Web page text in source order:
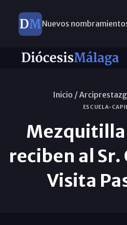
Nuevos
Inicio /
ESCUELA-
Mezquitilla
reciben al Sr.
Visita